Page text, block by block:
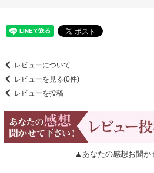
レビューについて
レビューを見る(0件)
レビューを投稿
▲あなたの感想お聞か